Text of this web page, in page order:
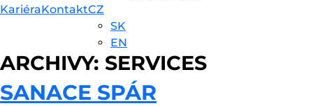
KariéraKontaktCZ
SK
EN
ARCHIVY: SERVICES
SANACE SPÁR